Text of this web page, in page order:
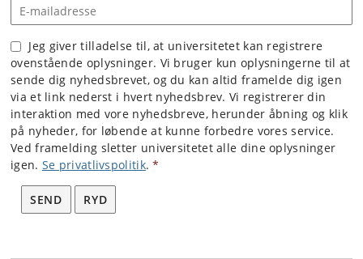
Jeg giver tilladelse til, at universitetet kan registrere
ovenstående oplysninger. Vi bruger kun oplysningerne til at
sende dig nyhedsbrevet, og du kan altid framelde dig igen
via et link nederst i hvert nyhedsbrev. Vi registrerer din
interaktion med vore nyhedsbreve, herunder åbning og klik
på nyheder, for løbende at kunne forbedre vores service.
Ved framelding sletter universitetet alle dine oplysninger
igen. Se privatlivspolitik.*
SEND RYD